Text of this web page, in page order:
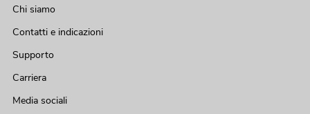
Chi siamo
Contatti e indicazioni
Supporto
Carriera
Media sociali